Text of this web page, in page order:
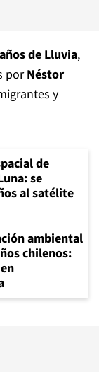
de Lluvia,
porNéstor
y
de
se
al satélite
ambiental
chilenos: